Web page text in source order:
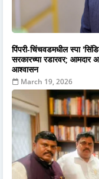
पिंपरी-चिंचवडमधील स्पा
सरकारच्या रडारवर; आमदार
आश्वासन
March 19, 2026